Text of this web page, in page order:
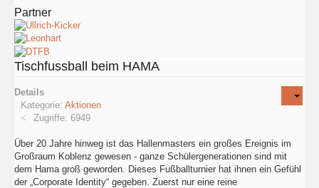
Partner
Tischfussball beim HAMA
Details
Kategorie: Aktionen
Zugriffe: 6949
Über 20 Jahre hinweg ist das Hallenmasters ein großes Ereignis im
Großraum Koblenz gewesen - ganze Schülergenerationen sind mit
dem Hama groß geworden. Dieses Fußballturnier hat ihnen ein Gefühl
der „Corporate Identity“ gegeben. Zuerst nur eine reine